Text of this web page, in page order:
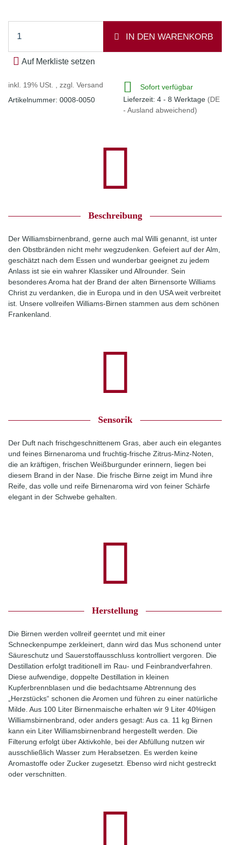
IN DEN WARENKORB
Auf Merkliste setzen
inkl. 19% USt. , zzgl. Versand
Artikelnummer: 0008-0050
Sofort verfügbar
Lieferzeit: 4 - 8 Werktage (DE
- Ausland abweichend)
Beschreibung
Der Williamsbirnenbrand, gerne auch mal Willi genannt, ist unter
den Obstbränden nicht mehr wegzudenken. Gefeiert auf der Alm,
geschätzt nach dem Essen und wunderbar geeignet zu jedem
Anlass ist sie ein wahrer Klassiker und Allrounder. Sein
besonderes Aroma hat der Brand der alten Birnensorte Williams
Christ zu verdanken, die in Europa und in den USA weit verbreitet
ist. Unsere vollreifen Williams-Birnen stammen aus dem schönen
Frankenland.
Sensorik
Der Duft nach frischgeschnittenem Gras, aber auch ein elegantes
und feines Birnenaroma und fruchtig-frische Zitrus-Minz-Noten,
die an kräftigen, frischen Weißburgunder erinnern, liegen bei
diesem Brand in der Nase. Die frische Birne zeigt im Mund ihre
Reife, das volle und reife Birnenaroma wird von feiner Schärfe
elegant in der Schwebe gehalten.
Herstellung
Die Birnen werden vollreif geerntet und mit einer
Schneckenpumpe zerkleinert, dann wird das Mus schonend unter
Säureschutz und Sauerstoffausschluss kontrolliert vergoren. Die
Destillation erfolgt traditionell im Rau- und Feinbrandverfahren.
Diese aufwendige, doppelte Destillation in kleinen
Kupferbrennblasen und die bedachtsame Abtrennung des
„Herzstücks“ schonen die Aromen und führen zu einer natürliche
Milde. Aus 100 Liter Birnenmaische erhalten wir 9 Liter 40%igen
Williamsbirnenbrand, oder anders gesagt: Aus ca. 11 kg Birnen
kann ein Liter Williamsbirnenbrand hergestellt werden. Die
Filterung erfolgt über Aktivkohle, bei der Abfüllung nutzen wir
ausschließlich Wasser zum Herabsetzen. Es werden keine
Aromastoffe oder Zucker zugesetzt. Ebenso wird nicht gestreckt
oder verschnitten.